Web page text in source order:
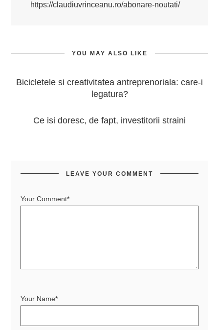
https://claudiuvrinceanu.ro/abonare-noutati/
YOU MAY ALSO LIKE
Bicicletele si creativitatea antreprenoriala: care-i
legatura?
Ce isi doresc, de fapt, investitorii straini
LEAVE YOUR COMMENT
Your Comment*
Your Name*